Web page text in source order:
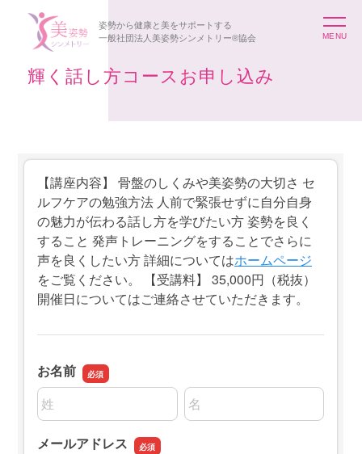
姿勢から健康と美をサポートする
一般社団法人美姿勢シンメトリー®協会
輝く話し方コースお申し込み